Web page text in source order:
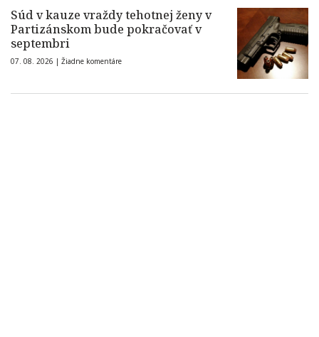
Súd v kauze vraždy tehotnej ženy v
Partizánskom bude pokračovať v
septembri
07. 08. 2026 | Žiadne komentáre